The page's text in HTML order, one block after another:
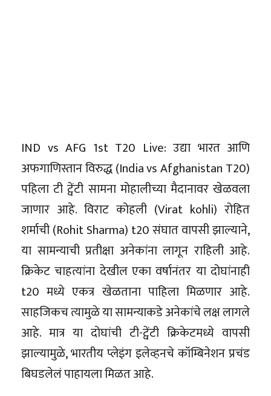
IND vs AFG 1st T20 Live: उद्या भारत आणि
अफगाणिस्तान विरुद्ध (India vs Afghanistan T20)
पहिला टी ट्वेंटी सामना मोहालीच्या मैदानावर खेळवला
जाणार आहे. विराट कोहली (Virat kohli) रोहित
शर्माची (Rohit Sharma) t20 संघात वापसी झाल्याने,
या सामन्याची प्रतीक्षा अनेकांना लागून राहिली आहे.
क्रिकेट चाहत्यांना देखील एका वर्षानंतर या दोघांनाही
t20 मध्ये एकत्र खेळताना पाहिला मिळणार आहे.
साहजिकच त्यामुळे या सामन्याकडे अनेकांचे लक्ष लागले
आहे. मात्र या दोघांची टी-ट्वेंटी क्रिकेटमध्ये वापसी
झाल्यामुळे, भारतीय प्लेइंग इलेव्हनचे कॉम्बिनेशन प्रचंड
बिघडलेलं पाहायला मिळत आहे.